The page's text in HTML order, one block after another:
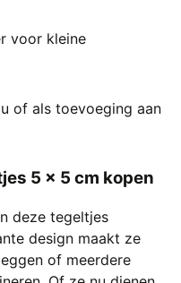
voor kleine
of als toevoeging aan
5 x 5 cm kopen
deze tegeltjes
design maakt ze
of meerdere